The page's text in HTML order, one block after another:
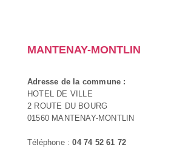
MANTENAY-MONTLIN
Adresse de la commune :
HOTEL DE VILLE
2 ROUTE DU BOURG
01560 MANTENAY-MONTLIN
Téléphone :04 74 52 61 72